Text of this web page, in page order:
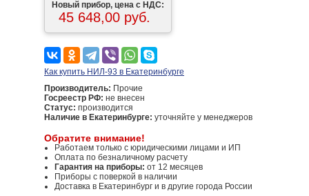
Новый прибор, цена с НДС:
45 648,00 руб.
Как купить НИЛ-93 в Екатеринбурге
Производитель: Прочие
Госреестр РФ: не внесен
Статус: производится
Наличие в Екатеринбурге: уточняйте у менеджеров
Обратите внимание!
Работаем только с юридическими лицами и ИП
Оплата по безналичному расчету
Гарантия на приборы: от 12 месяцев
Приборы с поверкой в наличии
Доставка в Екатеринбург и в другие города России